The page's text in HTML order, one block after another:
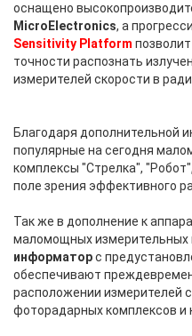
оснащено
MicroElectronics, а
Sensitivity Platform
точности распознать
измерителей скорости в
Благодаря дополнительной
популярные на сегодня
комплексы "Стрелка",
поле зрения эффективного
Так же в дополнение к
маломощных измерительных
информаторс
обеспечивают
расположении измерителей
фоторадарных комплексов и